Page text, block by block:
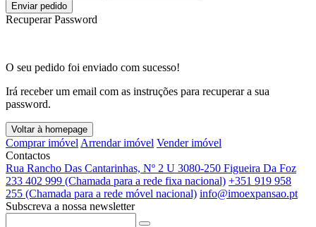
Enviar pedido
Recuperar Password
O seu pedido foi enviado com sucesso!
Irá receber um email com as instruções para recuperar a sua
password.
Voltar à homepage
Comprar imóvel Arrendar imóvel Vender imóvel
Contactos
Rua Rancho Das Cantarinhas, Nº 2 U 3080-250 Figueira Da Foz
233 402 999 (Chamada para a rede fixa nacional) +351 919 958
255 (Chamada para a rede móvel nacional) info@imoexpansao.pt
Subscreva a nossa newsletter